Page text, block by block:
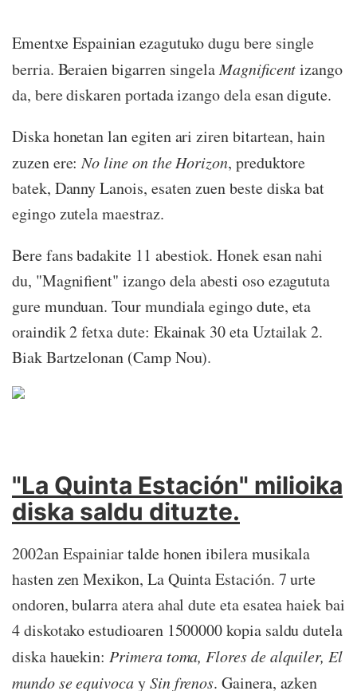
Ementxe Espainian ezagutuko dugu bere single
berria. Beraien bigarren singelaMagnificentizango
da, bere diskaren portada izango dela esan digute.
Diska honetan lan egiten ari ziren bitartean, hain
zuzen ere:No line on the Horizon, preduktore
batek, Danny Lanois, esaten zuen beste diska bat
egingo zutela maestraz.
Bere fans badakite 11 abestiok. Honek esan nahi
du, "Magnifient" izango dela abesti oso ezagututa
gure munduan. Tour mundiala egingo dute, eta
oraindik 2 fetxa dute: Ekainak 30 eta Uztailak 2.
Biak Bartzelonan (Camp Nou).
"La Quinta Estación" milioika
diska saldu dituzte.
2002an Espainiar talde honen ibilera musikala
hasten zen Mexikon, La Quinta Estación. 7 urte
ondoren, bularra atera ahal dute eta esatea haiek bai
4 diskotako estudioaren 1500000 kopia saldu dutela
diska hauekin:Primera toma, Flores de alquiler, El
mundo se equivocaySin frenos. Gainera, azken